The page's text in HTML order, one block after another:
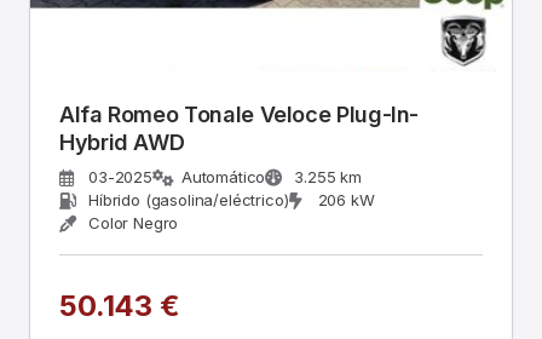
Alfa Romeo Tonale Veloce Plug-In-
Hybrid AWD
03-2025 Automático
3.255 km
Híbrido (gasolina/eléctrico)
206 kW
Color Negro
50.143 €